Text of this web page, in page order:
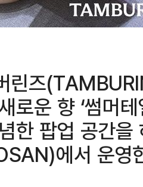
린즈
운 향 ‘썸머
한 팝업 공간
에서 운영